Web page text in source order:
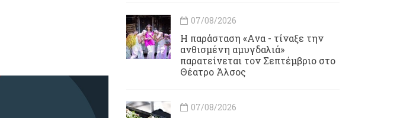
07/08/2026
Η παράσταση «Ανα - τίναξε την
ανθισμένη αμυγδαλιά»
παρατείνεται τον Σεπτέμβριο στο
Θέατρο Άλσος
07/08/2026